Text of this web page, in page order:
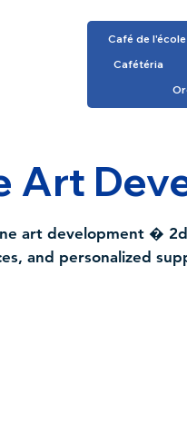
Café de l'école
Cafétéria
Art
art development �
and personalized